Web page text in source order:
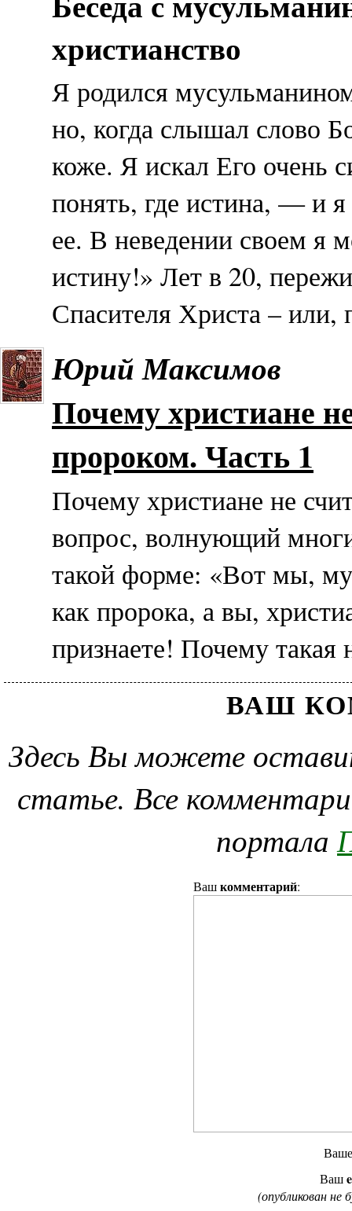
христианство
Я родился
но, когда слышал слово
коже. Я искал Его очень
понять, где истина, — и я
ее. В неведении своем я
истину!» Лет в 20,
Спасителя Христа – или,
Юрий Максимов
Почему христиане
пророком. Часть 1
Почему христиане не
вопрос, волнующий
такой форме: «Вот мы,
как пророка, а вы,
признаете! Почему такая
ВАШ
Здесь Вы можете
статье. Все
портала
Вашкомментарий:
Ваш
(опубликован не